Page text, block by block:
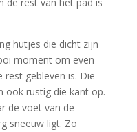
hutjes die dicht zijn
moment om even
gebleven is. Die
ook rustig die kant op.
de voet van de
sneeuw ligt. Zo